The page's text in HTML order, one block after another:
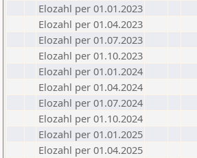
Elozahl per 01.01.2023
Elozahl per 01.04.2023
Elozahl per 01.07.2023
Elozahl per 01.10.2023
Elozahl per 01.01.2024
Elozahl per 01.04.2024
Elozahl per 01.07.2024
Elozahl per 01.10.2024
Elozahl per 01.01.2025
Elozahl per 01.04.2025